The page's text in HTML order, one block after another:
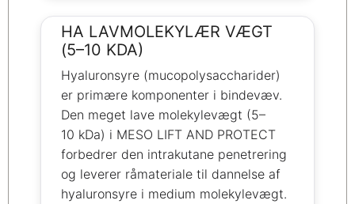
HA LAVMOLEKYLÆR VÆGT
(5–10 KDA)
Hyaluronsyre (mucopolysaccharider)
er primære komponenter i bindevæv.
Den meget lave molekylevægt (5–
10 kDa) i MESO LIFT AND PROTECT
forbedrer den intrakutane penetrering
og leverer råmateriale til dannelse af
hyaluronsyre i medium molekylevægt.